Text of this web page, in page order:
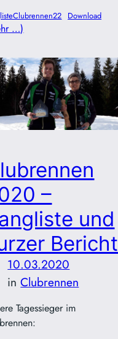
Download
…)
–
und
Bericht
10.03.2020
inClubrennen
Tagessieger im